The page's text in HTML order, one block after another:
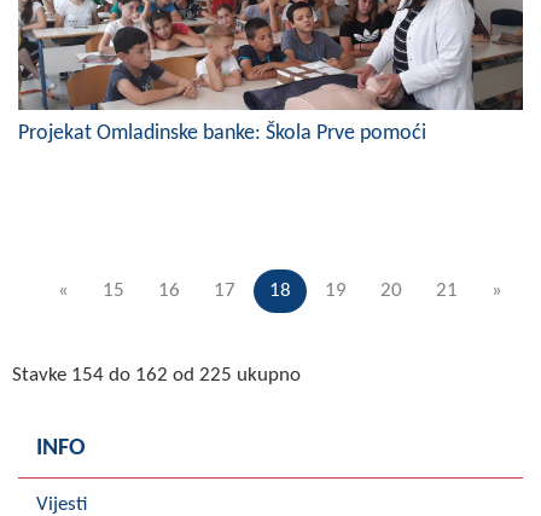
Projekat Omladinske banke: Škola Prve pomoći
« 15 16 17 18 19 20 21 »
Stavke 154 do 162 od 225 ukupno
INFO
Vijesti